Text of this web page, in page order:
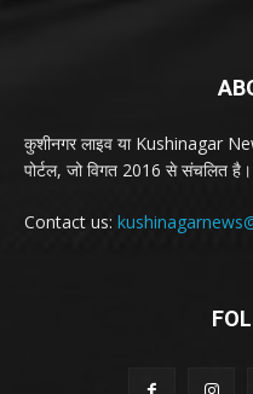
कुशीनगर लाइव या Kushinagar
पोर्टल, जो विगत 2016 से संचलित है।
Contact us: